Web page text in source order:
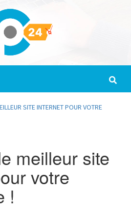
SITE INTERNET POUR VOTRE
meilleur site
votre
!